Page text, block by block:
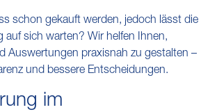
schon gekauft werden, jedoch lässt die
auf sich warten? Wir helfen Ihnen,
Auswertungen praxisnah zu gestalten –
und bessere Entscheidungen.
im